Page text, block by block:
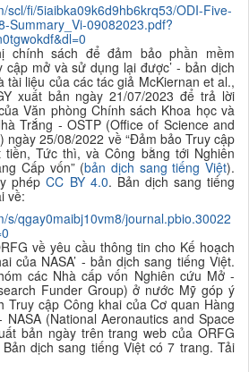
scl/fi/5iaibka09k6d9hb6krq53/ODI-Five-
Summary_Vi-09082023.pdf?
chính sách để đảm bảo phần mềm
cập mở và sử dụng lại được’ - bản dịch
tài liệu của các tác giả McKiernan et al.,
xuất bản ngày 21/07/2023 để trả lời
Văn phòng Chính sách Khoa học và
Trắng - OSTP (Office of Science and
) ngày 25/08/2022 về “Đảm bảo Truy cập
Tức thì, và Công bằng tới Nghiên
Cấp vốn” (bản dịch sang tiếng Việt).
phépCC BY 4.0. Bản dịch sang tiếng
về:
s/qgay0maibj10vm8/journal.pbio.30022
về yêu cầu thông tin cho Kế hoạch
của NASA’ - bản dịch sang tiếng Việt.
các Nhà cấp vốn Nghiên cứu Mở -
Funder Group) ở nước Mỹ góp ý
Truy cập Công khai của Cơ quan Hàng
(National Aeronautics and Space
bản ngày trên trang web của ORFG
dịch sang tiếng Việt có 7 trang. Tải